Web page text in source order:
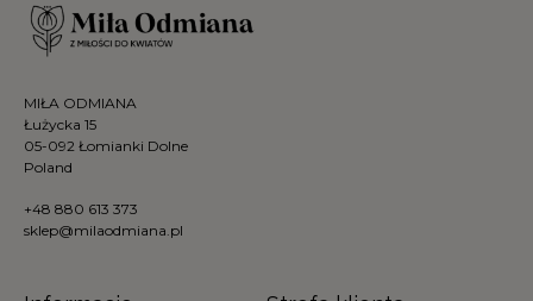
MIŁA ODMIANA
Łużycka 15
05-092 Łomianki Dolne
Poland
+48 880 613 373
sklep@milaodmiana.pl